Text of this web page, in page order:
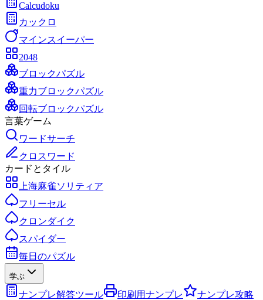
Calcudoku
カックロ
マインスイーパー
2048
ブロックパズル
重力ブロックパズル
回転ブロックパズル
言葉ゲーム
ワードサーチ
クロスワード
カードとタイル
上海麻雀ソリティア
フリーセル
クロンダイク
スパイダー
毎日のパズル
学ぶ
ナンプレ解答ツール 印刷用ナンプレ
ナンプレ攻略